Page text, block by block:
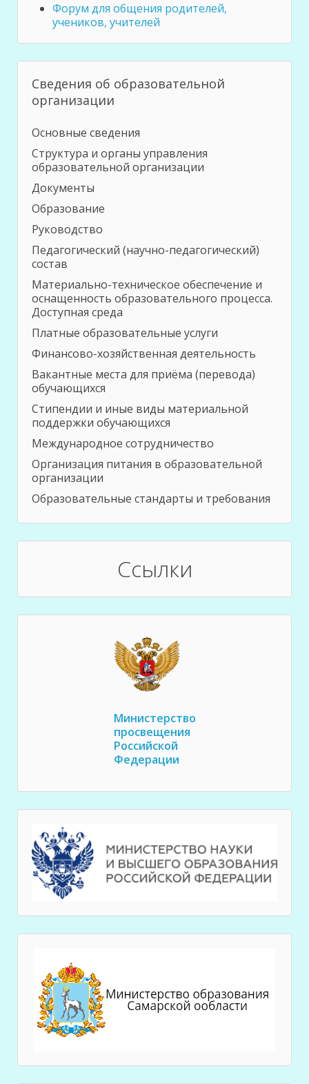
Форум для общения родителей,
учеников, учителей
Сведения об образовательной
организации
Основные сведения
Структура и органы управления
образовательной организации
Документы
Образование
Руководство
Педагогический (научно-педагогический)
состав
Материально-техническое обеспечение и
оснащенность образовательного процесса.
Доступная среда
Платные образовательные услуги
Финансово-хозяйственная деятельность
Вакантные места для приёма (перевода)
обучающихся
Стипендии и иные виды материальной
поддержки обучающихся
Международное сотрудничество
Организация питания в образовательной
организации
Образовательные стандарты и требования
Ссылки
Министерство
просвещения
Российской
Федерации